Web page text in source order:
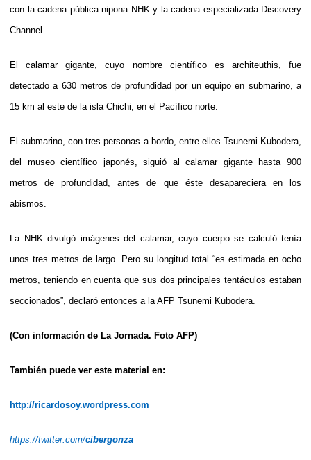
con la cadena pública nipona NHK y la cadena especializada Discovery
Channel.
El calamar gigante, cuyo nombre científico es architeuthis, fue
detectado a 630 metros de profundidad por un equipo en submarino, a
15 km al este de la isla Chichi, en el Pacífico norte.
El submarino, con tres personas a bordo, entre ellos Tsunemi Kubodera,
del museo científico japonés, siguió al calamar gigante hasta 900
metros de profundidad, antes de que éste desapareciera en los
abismos.
La NHK divulgó imágenes del calamar, cuyo cuerpo se calculó tenía
unos tres metros de largo. Pero su longitud total “es estimada en ocho
metros, teniendo en cuenta que sus dos principales tentáculos estaban
seccionados”, declaró entonces a la AFP Tsunemi Kubodera.
(Con información de La Jornada. Foto AFP)
También puede ver este material en:
http://ricardosoy.wordpress.com
https://twitter.com/cibergonza